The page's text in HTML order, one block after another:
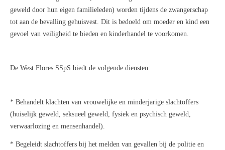
geweld door hun eigen familieleden) worden tijdens de zwangerschap
tot aan de bevalling gehuisvest. Dit is bedoeld om moeder en kind een
gevoel van veiligheid te bieden en kinderhandel te voorkomen.
De West Flores SSpS biedt de volgende diensten:
* Behandelt klachten van vrouwelijke en minderjarige slachtoffers
(huiselijk geweld, seksueel geweld, fysiek en psychisch geweld,
verwaarlozing en mensenhandel).
* Begeleidt slachtoffers bij het melden van gevallen bij de politie en